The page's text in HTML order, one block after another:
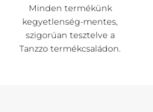
Minden termékünk
kegyetlenség-mentes,
szigorúan tesztelve a
Tanzzo termékcsaládon.